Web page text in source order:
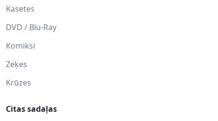
Kasetes
DVD / Blu-Ray
Komiksi
Zeķes
Krūzes
Citas sadaļas